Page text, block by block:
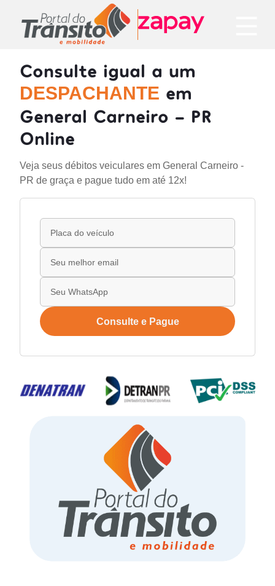
Consulte igual a um
DESPACHANTE em
General Carneiro - PR
Online
Veja seus débitos veiculares em General Carneiro -
PR de graça e pague tudo em até 12x!
Consulte e Pague